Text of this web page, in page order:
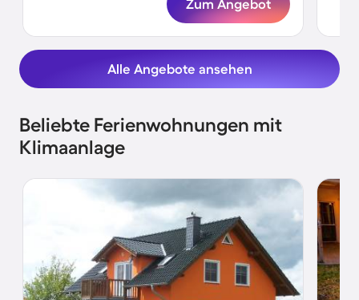
Zum Angebot
Alle Angebote ansehen
Beliebte Ferienwohnungen mit
Klimaanlage